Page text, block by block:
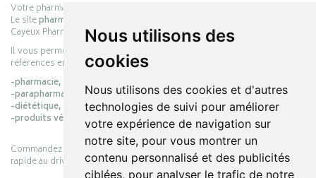
Nous utilisons des
cookies
Nous utilisons des cookies et d'autres
technologies de suivi pour améliorer
votre expérience de navigation sur
notre site, pour vous montrer un
contenu personnalisé et des publicités
ciblées, pour analyser le trafic de notre
Votre pharmacie en ligne :
Le sitepharmacie-cayeux.fr
Cayeux Pharmabest Berck-sur-Mer – Rang-du-Fliers.
Il vous permet de réaliser vos achats en ligne parmi des milliers de
références en :
-pharmacie,
-parapharmacie,
-diététique,
-produits vétérinaires.
Commandez simplement vos produits en ligne et choisissez le retrait
rapide au drive ou la livraison à domicile, en toute simplicité.